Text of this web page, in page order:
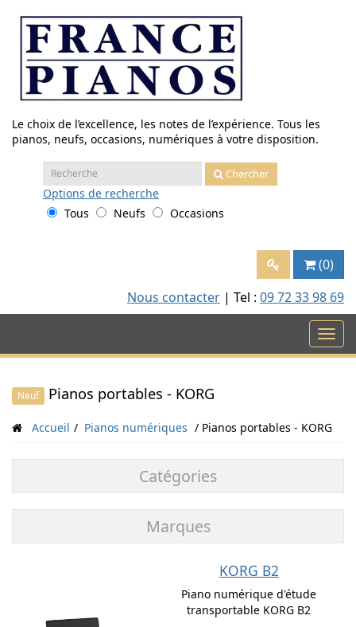
contenu
Le choix de l’excellence, les notes de l’expérience. Tous les
pianos, neufs, occasions, numériques à votre disposition.
Recherche
:
Chercher
Options de recherche
Tous
Neufs Occasions
(0)
Nous contacter | Tel : 09 72 33 98 69
Neuf Pianos portables - KORG
Accueil Pianos numériques Pianos portables - KORG
Catégories
Marques
KORG B2
Piano numérique d'étude
transportable KORG B2